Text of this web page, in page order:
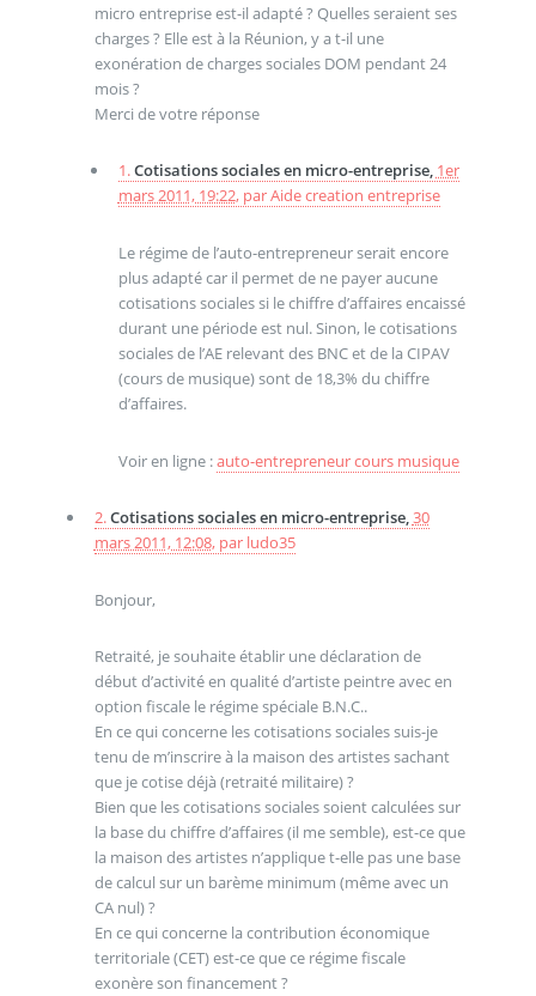
micro entreprise est-il adapté ? Quelles seraient ses
charges ? Elle est à la Réunion, y a t-il une
exonération de charges sociales DOM pendant 24
mois ?
Merci de votre réponse
1.Cotisations sociales en micro-entreprise, 1er
mars 2011, 19:22, parAide creation entreprise
Le régime de l’auto-entrepreneur serait encore
plus adapté car il permet de ne payer aucune
cotisations sociales si le chiffre d’affaires encaissé
durant une période est nul. Sinon, le cotisations
sociales de l’AE relevant des BNC et de la CIPAV
(cours de musique) sont de 18,3% du chiffre
d’affaires.
Voir en ligne :auto-entrepreneur cours musique
2.Cotisations sociales en micro-entreprise,30
mars 2011, 12:08, par ludo35
Bonjour,
Retraité, je souhaite établir une déclaration de
début d’activité en qualité d’artiste peintre avec en
option fiscale le régime spéciale B.N.C..
En ce qui concerne les cotisations sociales suis-je
tenu de m’inscrire à la maison des artistes sachant
que je cotise déjà (retraité militaire) ?
Bien que les cotisations sociales soient calculées sur
la base du chiffre d’affaires (il me semble), est-ce que
la maison des artistes n’applique t-elle pas une base
de calcul sur un barème minimum (même avec un
CA nul) ?
En ce qui concerne la contribution économique
territoriale (CET) est-ce que ce régime fiscale
exonère son financement ?